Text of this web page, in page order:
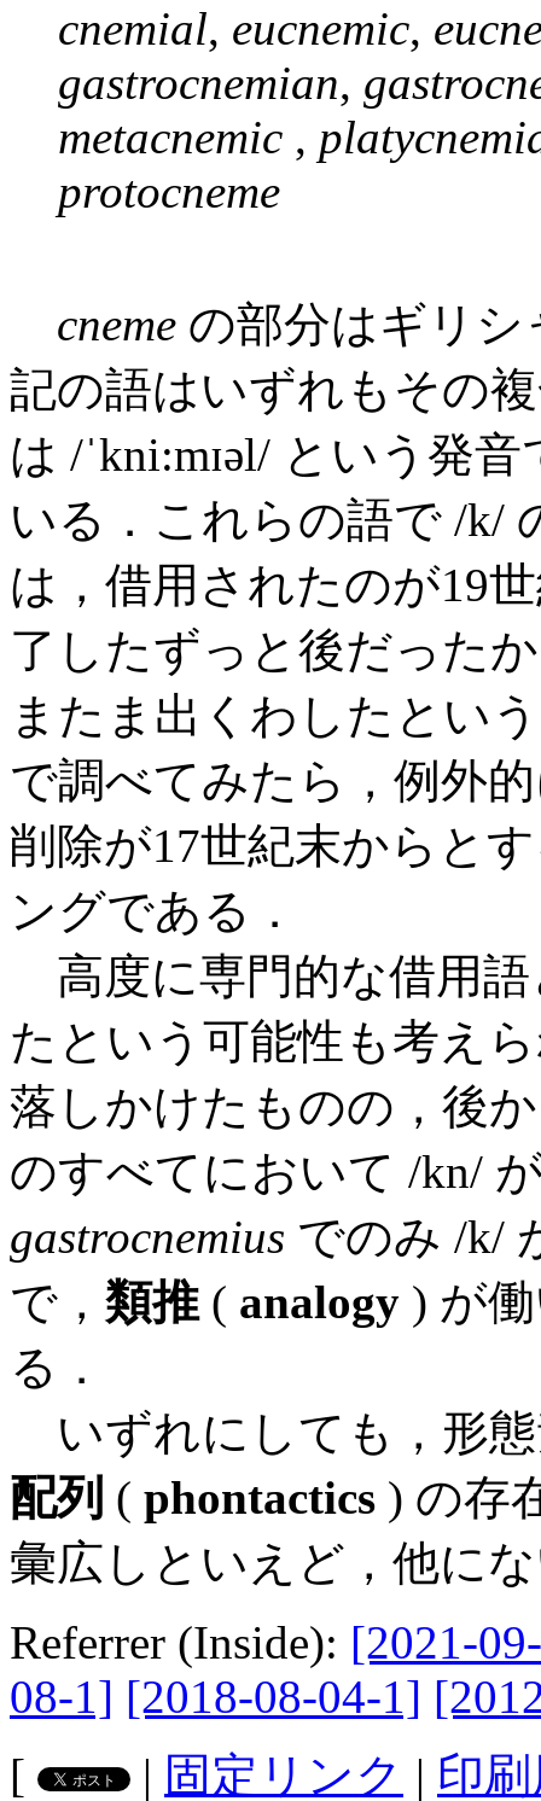
cnemial, eucnemic,
gastrocnemian,
metacnemic ,
protocneme
cneme の部分はギリシ
記の語はいずれもその
は /ˈkni:mɪəl/ という発
いる．これらの語で /k/
は，借用されたのが19
了したずっと後だった
またま出くわしたとい
で調べてみたら，例外
削除が17世紀末からと
ングである．
高度に専門的な借用
たという可能性も考え
落しかけたものの，後
のすべてにおいて /kn/
gastrocnemius でのみ /k/
で， 類推( analogy ) が
る．
いずれにしても，形
配列 ( phontactics ) の存
彙広しといえど，他に
Referrer (Inside): [2021-
08-1] [2018-08-04-1]
[
| 固定リンク | 印